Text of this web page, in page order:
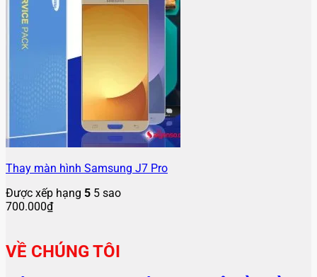
Thay màn hình Samsung J7 Pro
Được xếp hạng 5 5 sao
700.000₫
VỀ CHÚNG TÔI